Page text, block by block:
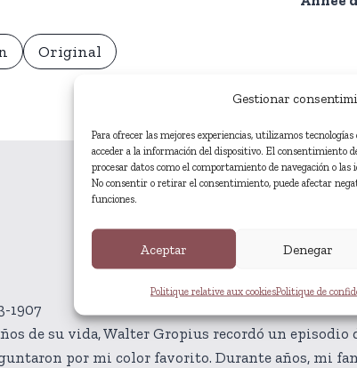
Gestionar
Para ofrecer las mejores experiencias, utilizamos tecnologías
acceder a la información del dispositivo. El consentimiento
procesar datos como el comportamiento de navegación o
No consentir o retirar el consentimiento, puede afectar
funciones.
Aceptar Denegar
Politique relative aux cookiesPolitique de
Original
1907
de su vida, Walter Gropius recordó un
por mi color favorito. Durante años, mi